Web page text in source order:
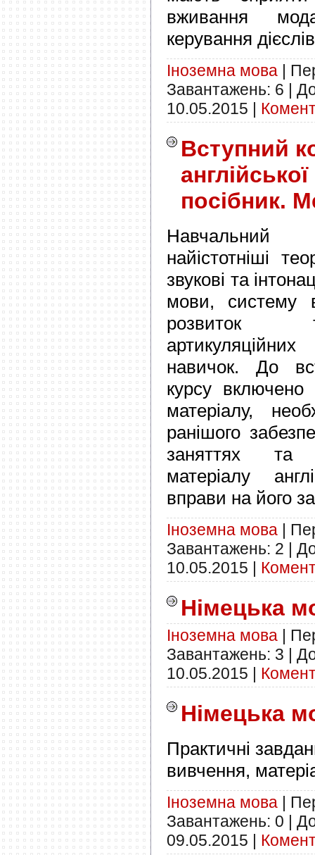
вживання
керування
Іноземна мова
Завантажень: 6
10.05.2015
Вступний
посібник.
Навчальний
найістотніші
звукові та
мови, систему
розвиток
навичок. До
курсу включено
матеріалу,
ранішого
заняттях та
матеріалу
вправи на його
Іноземна мова
Завантажень: 2
10.05.2015
Німецька
Іноземна мова |
Завантажень: 3 |
10.05.2015 |
Німецька
Практичні
вивчення,
Іноземна мова
Завантажень: 0
09.05.2015